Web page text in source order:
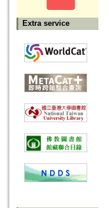
Extra service